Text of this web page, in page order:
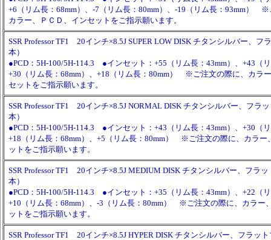
+6（リム長：68mm）、-7（リム長：80mm）、-19（リム長：93mm）
カラー、ＰＣＤ、インセットをご指示願います。
SSR Professor TF1 20インチ×8.5J SUPER LOW DISK チタンシルバー、フ
本）
●PCD：5H-100/5H-114.3 ●インセット：+55（リム長：43mm）、+43（
+30（リム長：68mm）、+18（リム長：80mm） ※ご注文の際に、カラ
セットをご指示願います。
SSR Professor TF1 20インチ×8.5J NORMAL DISK チタンシルバー、フラ
本）
●PCD：5H-100/5H-114.3 ●インセット：+43（リム長：43mm）、+30（
+18（リム長：68mm）、+5（リム長：80mm） ※ご注文の際に、カラー
ットをご指示願います。
SSR Professor TF1 20インチ×8.5J MEDIUM DISK チタンシルバー、フラ
本）
●PCD：5H-100/5H-114.3 ●インセット：+35（リム長：43mm）、+22（
+10（リム長：68mm）、-3（リム長：80mm） ※ご注文の際に、カラー
ットをご指示願います。
SSR Professor TF1 20インチ×8.5J HYPER DISK チタンシルバー、フラッ